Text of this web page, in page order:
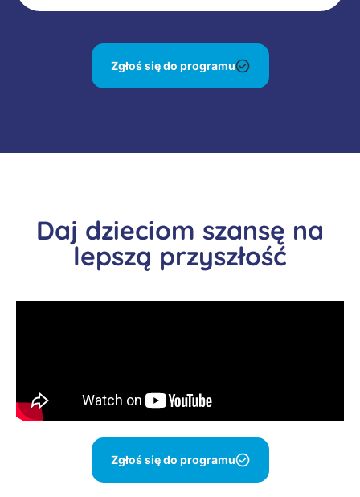
Zgłoś się do programu
Daj dzieciom szansę na
lepszą przyszłość
Zgłoś się do programu